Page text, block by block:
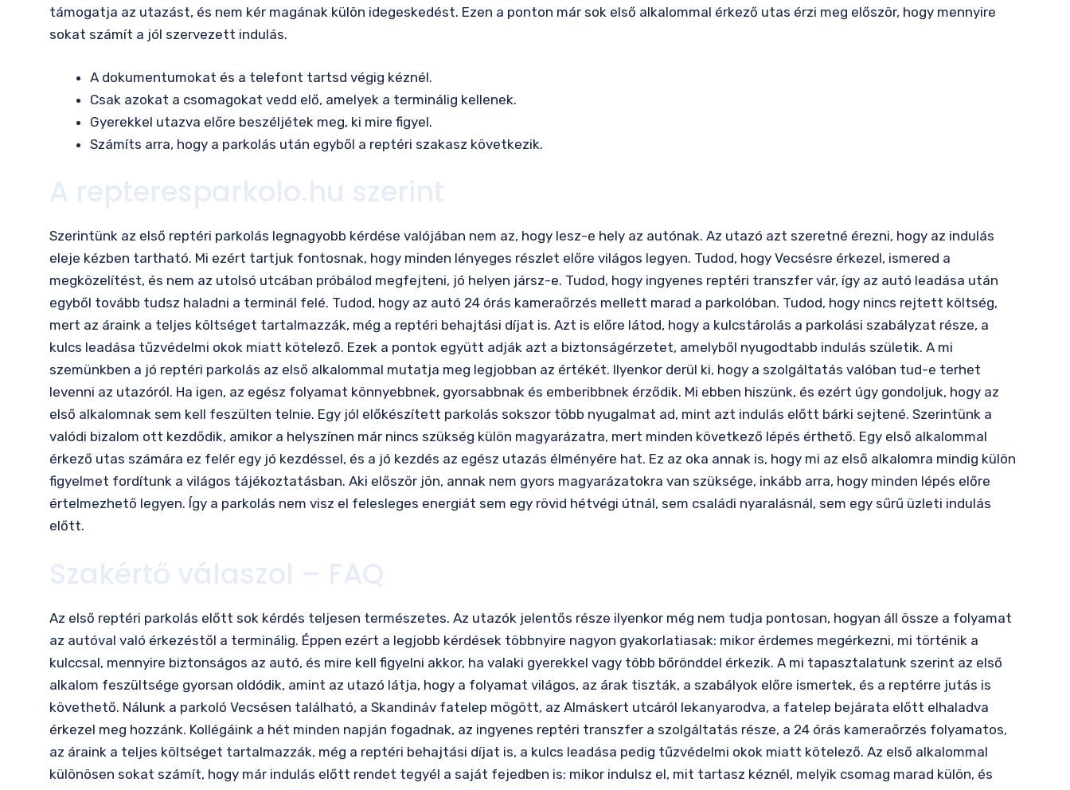
támogatja az utazást, és nem kér magának külön idegeskedést. Ezen a ponton már sok első alkalommal érkező utas érzi meg először, hogy mennyire
sokat számít a jól szervezett indulás.
A dokumentumokat és a telefont tartsd végig kéznél.
Csak azokat a csomagokat vedd elő, amelyek a terminálig kellenek.
Gyerekkel utazva előre beszéljétek meg, ki mire figyel.
Számíts arra, hogy a parkolás után egyből a reptéri szakasz következik.
A repteresparkolo.hu szerint
Szerintünk az első reptéri parkolás legnagyobb kérdése valójában nem az, hogy lesz-e hely az autónak. Az utazó azt szeretné érezni, hogy az indulás
eleje kézben tartható. Mi ezért tartjuk fontosnak, hogy minden lényeges részlet előre világos legyen. Tudod, hogy Vecsésre érkezel, ismered a
megközelítést, és nem az utolsó utcában próbálod megfejteni, jó helyen jársz-e. Tudod, hogy ingyenes reptéri transzfer vár, így az autó leadása után
egyből tovább tudsz haladni a terminál felé. Tudod, hogy az autó 24 órás kameraőrzés mellett marad a parkolóban. Tudod, hogy nincs rejtett költség,
mert az áraink a teljes költséget tartalmazzák, még a reptéri behajtási díjat is. Azt is előre látod, hogy a kulcstárolás a parkolási szabályzat része, a
kulcs leadása tűzvédelmi okok miatt kötelező. Ezek a pontok együtt adják azt a biztonságérzetet, amelyből nyugodtabb indulás születik. A mi
szemünkben a jó reptéri parkolás az első alkalommal mutatja meg legjobban az értékét. Ilyenkor derül ki, hogy a szolgáltatás valóban tud-e terhet
levenni az utazóról. Ha igen, az egész folyamat könnyebbnek, gyorsabbnak és emberibbnek érződik. Mi ebben hiszünk, és ezért úgy gondoljuk, hogy az
első alkalomnak sem kell feszülten telnie. Egy jól előkészített parkolás sokszor több nyugalmat ad, mint azt indulás előtt bárki sejtené. Szerintünk a
valódi bizalom ott kezdődik, amikor a helyszínen már nincs szükség külön magyarázatra, mert minden következő lépés érthető. Egy első alkalommal
érkező utas számára ez felér egy jó kezdéssel, és a jó kezdés az egész utazás élményére hat. Ez az oka annak is, hogy mi az első alkalomra mindig külön
figyelmet fordítunk a világos tájékoztatásban. Aki először jön, annak nem gyors magyarázatokra van szüksége, inkább arra, hogy minden lépés előre
értelmezhető legyen. Így a parkolás nem visz el felesleges energiát sem egy rövid hétvégi útnál, sem családi nyaralásnál, sem egy sűrű üzleti indulás
előtt.
Szakértő válaszol – FAQ
Az első reptéri parkolás előtt sok kérdés teljesen természetes. Az utazók jelentős része ilyenkor még nem tudja pontosan, hogyan áll össze a folyamat
az autóval való érkezéstől a terminálig. Éppen ezért a legjobb kérdések többnyire nagyon gyakorlatiasak: mikor érdemes megérkezni, mi történik a
kulccsal, mennyire biztonságos az autó, és mire kell figyelni akkor, ha valaki gyerekkel vagy több bőrönddel érkezik. A mi tapasztalatunk szerint az első
alkalom feszültsége gyorsan oldódik, amint az utazó látja, hogy a folyamat világos, az árak tiszták, a szabályok előre ismertek, és a reptérre jutás is
követhető. Nálunk a parkoló Vecsésen található, a Skandináv fatelep mögött, az Almáskert utcáról lekanyarodva, a fatelep bejárata előtt elhaladva
érkezel meg hozzánk. Kollégáink a hét minden napján fogadnak, az ingyenes reptéri transzfer a szolgáltatás része, a 24 órás kameraőrzés folyamatos,
az áraink a teljes költséget tartalmazzák, még a reptéri behajtási díjat is, a kulcs leadása pedig tűzvédelmi okok miatt kötelező. Az első alkalommal
különösen sokat számít, hogy már indulás előtt rendet tegyél a saját fejedben is: mikor indulsz el, mit tartasz kéznél, melyik csomag marad külön, és